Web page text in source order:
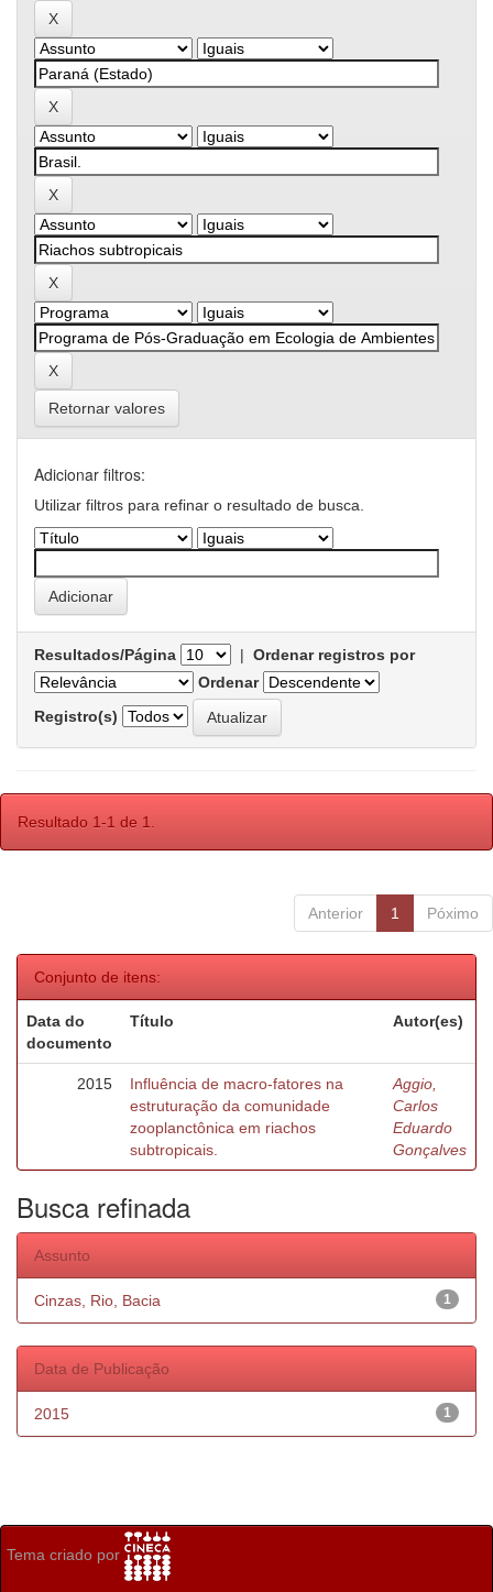
Retornar valores
Adicionar filtros:
Utilizar filtros para refinar o resultado de busca.
Resultados/Página | Ordenar registros por
Ordenar
Registro(s)
Resultado 1-1 de 1.
Anterior 1 Póximo
Conjunto de itens:
Data do
documento
Título Autor(es)
2015
Influência de macro-fatores na
estruturação da comunidade
zooplanctônica em riachos
subtropicais.
Aggio,
Carlos
Eduardo
Gonçalves
Busca refinada
Assunto
1
Cinzas, Rio, Bacia
Data de Publicação
1
2015
Tema criado por